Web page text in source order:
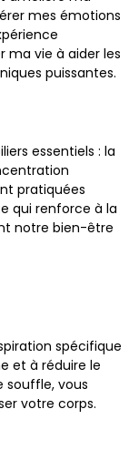
mes émotions
ma vie à aider les
puissantes.
essentiels : la
pratiquées
qui renforce à la
notre bien-être
spécifique
et à réduire le
souffle, vous
votre corps.